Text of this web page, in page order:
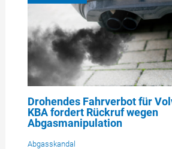
Drohendes Fahrverbot für
KBA fordert Rückruf wegen
Abgasmanipulation
Abgasskandal